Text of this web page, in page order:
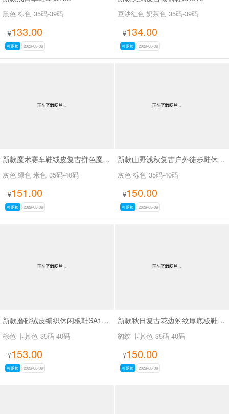
黑色 棕色 35码-39码
¥133.00
可退换 2026-08-06
豆沙红色 奶茶色 35码-39码
¥134.00
可退换 2026-08-06
新款魔术赛车鞋绒皮复古拼色魔术贴德训休闲鞋SA8040
灰色 绿色 米色 35码-40码
¥151.00
可退换 2026-08-06
新款山野浅秋复古户外徒步鞋休闲鞋SA37028
灰色 棕色 35码-40码
¥150.00
可退换 2026-08-06
新款磨砂绒皮编织休闲板鞋SA18035
棕色 卡其色 35码-40码
¥153.00
可退换 2026-08-06
新款秋日复古花边豹纹厚底板鞋SA18036
豹纹 卡其色 35码-40码
¥150.00
可退换 2026-08-06